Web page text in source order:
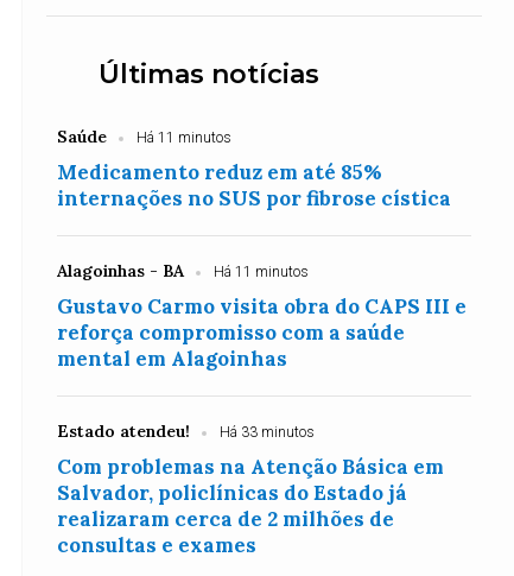
Últimas notícias
Saúde Há 11 minutos
Medicamento reduz em até 85%
internações no SUS por fibrose cística
Alagoinhas - BA Há 11 minutos
Gustavo Carmo visita obra do CAPS III e
reforça compromisso com a saúde
mental em Alagoinhas
Estado atendeu! Há 33 minutos
Com problemas na Atenção Básica em
Salvador, policlínicas do Estado já
realizaram cerca de 2 milhões de
consultas e exames